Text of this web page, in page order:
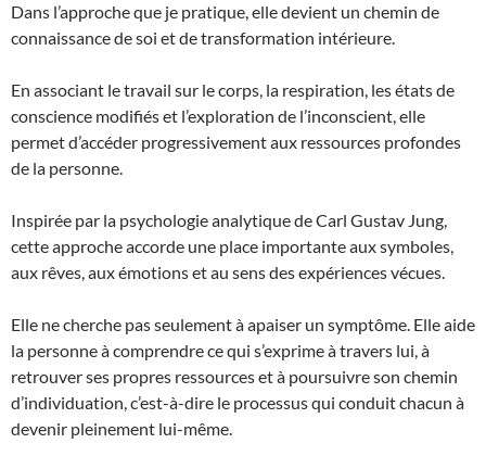
Dans l’approche que je pratique, elle devient un chemin de
connaissance de soi et de transformation intérieure.
En associant le travail sur le corps, la respiration, les états de
conscience modifiés et l’exploration de l’inconscient, elle
permet d’accéder progressivement aux ressources profondes
de la personne.
Inspirée par la psychologie analytique de Carl Gustav Jung,
cette approche accorde une place importante aux symboles,
aux rêves, aux émotions et au sens des expériences vécues.
Elle ne cherche pas seulement à apaiser un symptôme. Elle aide
la personne à comprendre ce qui s’exprime à travers lui, à
retrouver ses propres ressources et à poursuivre son chemin
d’individuation, c’est-à-dire le processus qui conduit chacun à
devenir pleinement lui-même.